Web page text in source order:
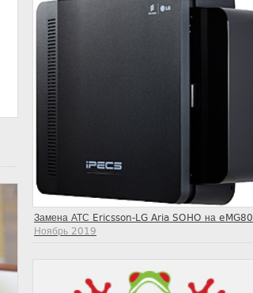
Замена АТС Ericsson-LG Aria SOHO на eMG80
Ноябрь 2019